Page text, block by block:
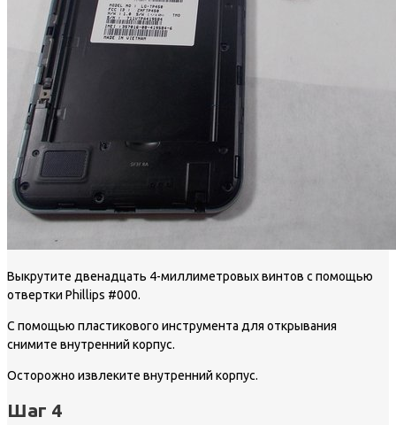
Выкрутите двенадцать 4-миллиметровых винтов с помощью
отвертки Phillips #000.
С помощью пластикового инструмента для открывания
снимите внутренний корпус.
Осторожно извлеките внутренний корпус.
Шаг 4